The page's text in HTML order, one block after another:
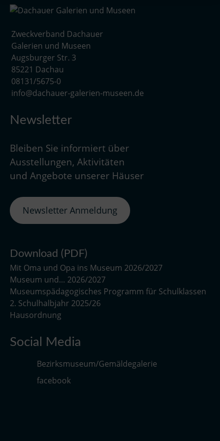
Zweckverband Dachauer
Galerien und Museen
Augsburger Str. 3
85221 Dachau
08131/5675-0
info@dachauer-galerien-museen.de
Newsletter
Bleiben Sie informiert über
Ausstellungen, Aktivitäten
und Angebote unserer Häuser
Newsletter Anmeldung
Download (PDF)
Mit Oma und Opa ins Museum 2026/2027
Museum und… 2026/2027
Museumspädagogisches Programm für Schulklassen
2. Schulhalbjahr 2025/26
Hausordnung
Social Media
Bezirksmuseum/Gemäldegalerie
facebook